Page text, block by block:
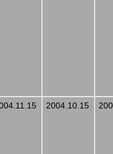
2004.10.15